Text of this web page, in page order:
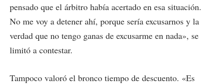
pensado que el árbitro había acertado en esa situación.
No me voy a detener ahí, porque sería excusarnos y la
verdad que no tengo ganas de excusarme en nada», se
limitó a contestar.
Tampoco valoró el bronco tiempo de descuento. «Es